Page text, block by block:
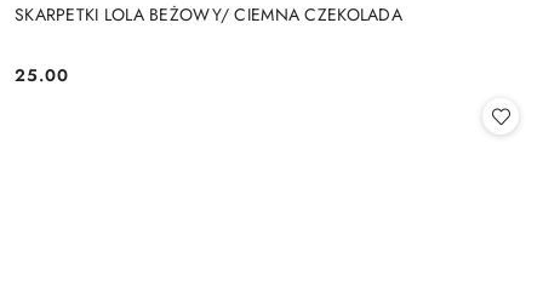
SKARPETKI LOLA BEŻOWY/ CIEMNA CZEKOLADA
Cena:
25.00